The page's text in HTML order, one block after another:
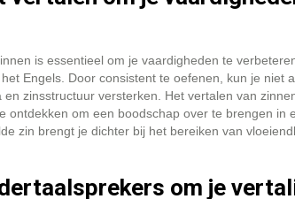
is essentieel om je vaardigheden te
Engels. Door consistent te oefenen, kun je niet
zinsstructuur versterken. Het vertalen van
ontdekken om een boodschap over te brengen in
zin brengt je dichter bij het bereiken van
om je